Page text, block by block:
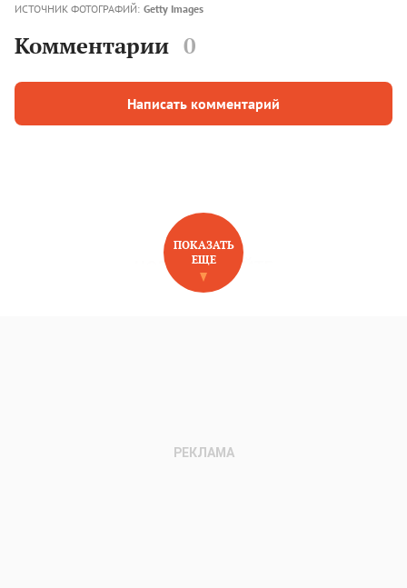
ИСТОЧНИК ФОТОГРАФИЙ: Getty Images
Комментарии 0
Написать комментарий
НОВОЕ НА САЙТЕ
ПОКАЗАТЬ
ЕЩЕ